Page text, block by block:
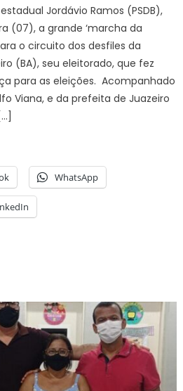
Jordávio Ramos (PSDB),
(07), a grande ‘marcha da
o circuito dos desfiles da
(BA), seu eleitorado, que fez
para as eleições. Acompanhado
Viana, e da prefeita de Juazeiro
WhatsApp